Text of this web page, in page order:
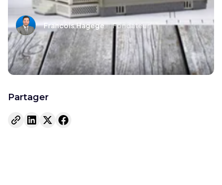
Francois Hagege Fondateur
Partager